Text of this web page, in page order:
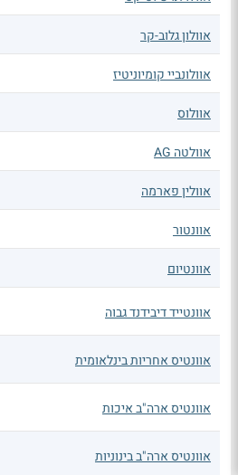
אוולון גלוב-קר
אוולונביי קומיוניטיז
אוולוס
אוולטה AG
אוולין פארמה
אוונטור
אוונטיום
אוונטייד דיבידנד גבוה
אוונטיס אחריות בינלאומית
אוונטיס ארה"ב איכות
אוונטיס ארה"ב בינוניות